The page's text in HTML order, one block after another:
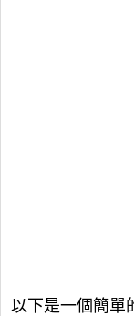
以下是一個簡單